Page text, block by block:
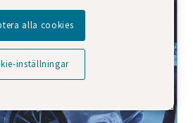
alla cookies
inställningar